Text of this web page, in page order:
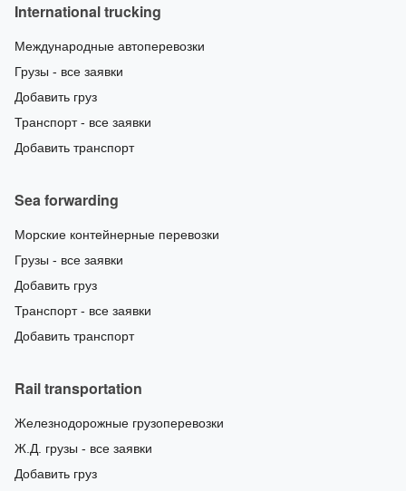
International trucking
Международные автоперевозки
Грузы - все заявки
Добавить груз
Транспорт - все заявки
Добавить транспорт
Sea forwarding
Морские контейнерные перевозки
Грузы - все заявки
Добавить груз
Транспорт - все заявки
Добавить транспорт
Rail transportation
Железнодорожные грузоперевозки
Ж.Д. грузы - все заявки
Добавить груз